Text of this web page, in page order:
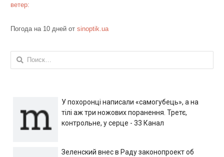
ветер:
Погода на 10 дней от sinoptik.ua
Найти:
У похоронці написали «самогубець», а на
тілі аж три ножових поранення. Третє,
контрольне, у серце - 33 Канал
Зеленский внес в Раду законопроект об